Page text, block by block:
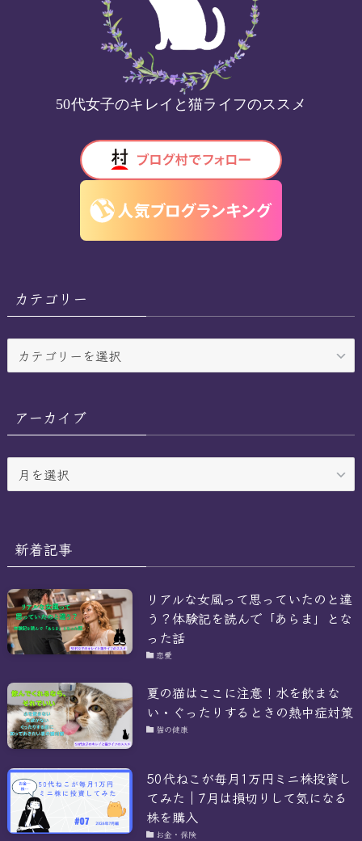
50代女子のキレイと猫ライフのススメ
カテゴリー
テ
ー
アーカイブ
ー
ブ
新着記事
リアルな女風って思っていたのと違
う？体験記を読んで「あらま」とな
った話
恋愛
夏の猫はここに注意！水を飲まな
い・ぐったりするときの熱中症対策
猫の健康
50代ねこが毎月1万円ミニ株投資し
てみた｜7月は損切りして気になる
株を購入
お金・保険